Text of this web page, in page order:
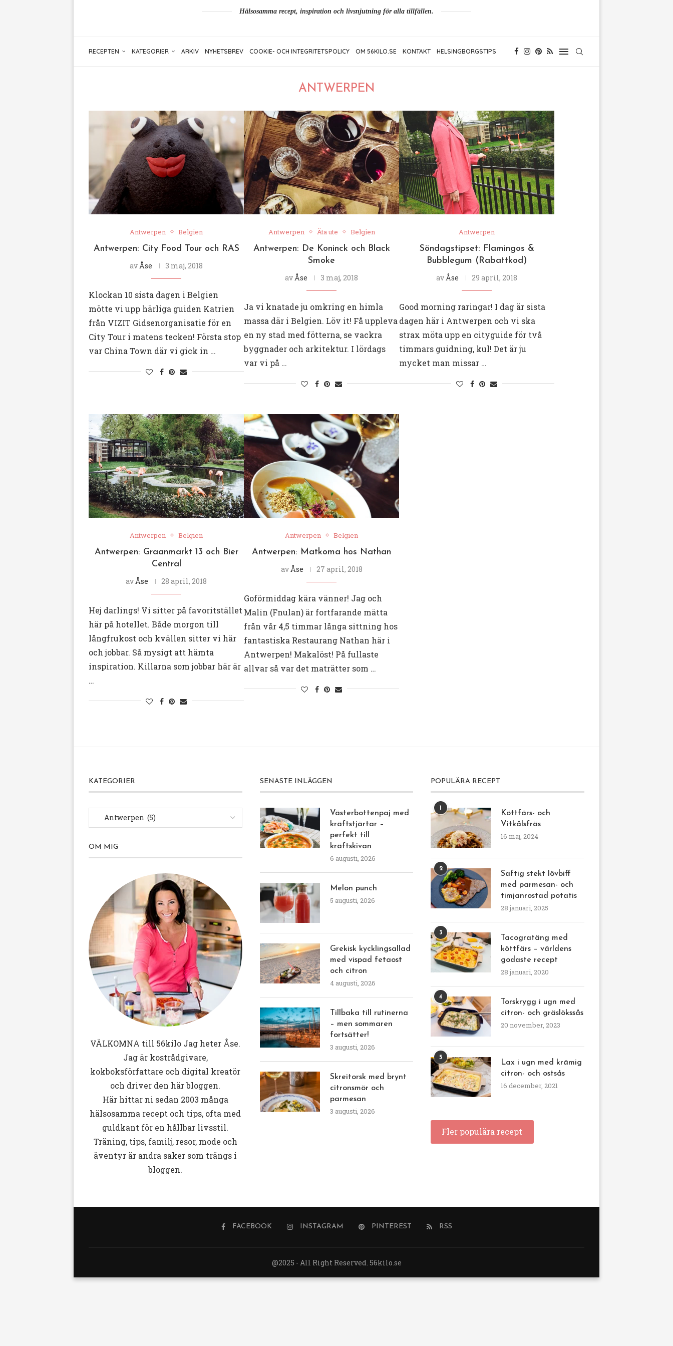
Hälsosamma recept, inspiration och livsnjutning för alla tillfällen.
RECEPTEN KATEGORIER ARKIV NYHETSBREV COOKIE- OCH INTEGRITETSPOLICY OM 56KILO.SE KONTAKT HELSINGBORGSTIPS
ANTWERPEN
Antwerpen Belgien
Antwerpen: City Food Tour och RAS
avÅse 3 maj, 2018
Klockan 10 sista dagen i Belgien
mötte vi upp härliga guiden Katrien
från VIZIT Gidsenorganisatie för en
City Tour i matens tecken! Första stop
var China Town där vi gick in …
Antwerpen Äta ute Belgien
Antwerpen: De Koninck och Black
Smoke
avÅse 3 maj, 2018
Ja vi knatade ju omkring en himla
massa där i Belgien. Löv it! Få uppleva
en ny stad med fötterna, se vackra
byggnader och arkitektur. I lördags
var vi på …
Antwerpen
Söndagstipset: Flamingos &
Bubblegum (Rabattkod)
avÅse 29 april, 2018
Good morning raringar! I dag är sista
dagen här i Antwerpen och vi ska
strax möta upp en cityguide för två
timmars guidning, kul! Det är ju
mycket man missar …
Antwerpen Belgien
Antwerpen: Graanmarkt 13 och Bier
Central
av Åse 28 april, 2018
Hej darlings! Vi sitter på favoritstället
här på hotellet. Både morgon till
långfrukost och kvällen sitter vi här
och jobbar. Så mysigt att hämta
inspiration. Killarna som jobbar här är
…
Antwerpen Belgien
Antwerpen: Matkoma hos Nathan
av Åse 27 april, 2018
Goförmiddag kära vänner! Jag och
Malin (Fnulan) är fortfarande mätta
från vår 4,5 timmar långa sittning hos
fantastiska Restaurang Nathan här i
Antwerpen! Makalöst! På fullaste
allvar så var det maträtter som …
KATEGORIER
OM MIG
VÄLKOMNA till 56kilo Jag heter Åse.
Jag är kostrådgivare,
kokboksförfattare och digital kreatör
och driver den här bloggen.
Här hittar ni sedan 2003 många
hälsosamma recept och tips, ofta med
guldkant för en hållbar livsstil.
Träning, tips, familj, resor, mode och
äventyr är andra saker som trängs i
bloggen.
SENASTE INLÄGGEN
Västerbottenpaj med
kräftstjärtar –
perfekt till
kräftskivan
6 augusti, 2026
Melon punch
5 augusti, 2026
Grekisk kycklingsallad
med vispad fetaost
och citron
4 augusti, 2026
Tillbaka till rutinerna
– men sommaren
fortsätter!
3 augusti, 2026
Skreitorsk med brynt
citronsmör och
parmesan
3 augusti, 2026
POPULÄRA RECEPT
Köttfärs- och
Vitkålsfräs
16 maj, 2024
2
Saftig stekt lövbiff
med parmesan- och
timjanrostad potatis
28 januari, 2025
3
Tacogratäng med
köttfärs – världens
godaste recept
28 januari, 2020
4
Torskrygg i ugn med
citron- och gräslökssås
20 november, 2023
5
Lax i ugn med krämig
citron- och ostsås
16 december, 2021
Fler populära recept
FACEBOOK INSTAGRAM PINTEREST RSS
@2025 - All Right Reserved. 56kilo.se